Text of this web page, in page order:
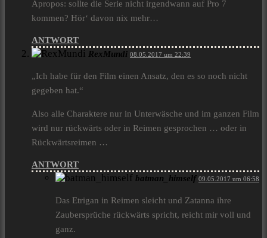
Apropos: sollte die Serie nicht irgendwann auf Pro 7
kommen? Hör‘ davon nix mehr…
ANTWORT
RexMundi 08.05.2017 um 22:39
„Ich habe für den Film einen Ansatz, den es so noch nicht
gegeben hat.“
Also alle Charaktere nur in Unterwäsche und im ganzen Film
wird nur rückwärts oder in Reimen gesprochen … oder in
Rückwärtsreimen …
ANTWORT
batman_himself 09.05.2017 um 06:58
Das Etrigan in Reimen sleicht und Zatanna ihre
Zaubersprüche rückwärts spricht, reicht mir voll und
ganz.